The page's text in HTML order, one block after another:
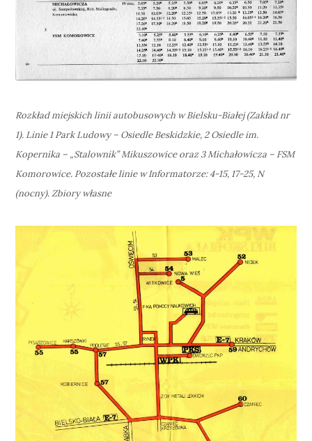
Rozkład miejskich linii autobusowych w Bielsku-Białej (Zakład nr
1). Linie 1 Park Ludowy – Osiedle Beskidzkie, 2 Osiedle im.
Kopernika – „Stalownik” Mikuszowice oraz 3 Michałowicza – FSM
Komorowice. Pozostałe linie w Informatorze: 4-15, 17-25, N
(nocny). Zbiory własne